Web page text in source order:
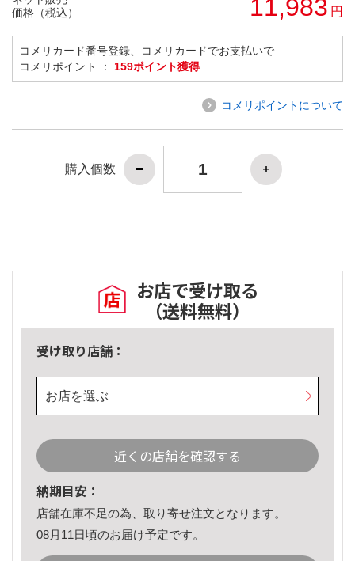
価格（税込）
11,983 円
コメリカード番号登録、コメリカードでお支払いで
コメリポイント ： 159ポイント獲得
コメリポイントについて
購入個数
お店で受け取る
（送料無料）
受け取り店舗：
お店を選ぶ
近くの店舗を確認する
納期目安：
店舗在庫不足の為、取り寄せ注文となります。
08月11日頃のお届け予定です。